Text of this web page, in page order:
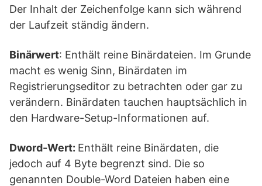
Der Inhalt der Zeichenfolge kann sich während
der Laufzeit ständig ändern.
Binärwert: Enthält reine Binärdateien. Im Grunde
macht es wenig Sinn, Binärdaten im
Registrierungseditor zu betrachten oder gar zu
verändern. Binärdaten tauchen hauptsächlich in
den Hardware-Setup-Informationen auf.
Dword-Wert: Enthält reine Binärdaten, die
jedoch auf 4 Byte begrenzt sind. Die so
genannten Double-Word Dateien haben eine